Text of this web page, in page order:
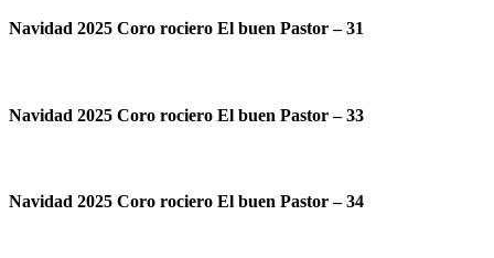
Navidad 2025 Coro rociero El buen Pastor – 31
Navidad 2025 Coro rociero El buen Pastor – 33
Navidad 2025 Coro rociero El buen Pastor – 34